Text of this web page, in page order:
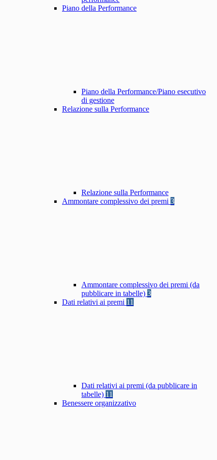
Piano della Performance
Piano della Performance/Piano esecutivo
di gestione
Relazione sulla Performance
Relazione sulla Performance
Ammontare complessivo dei premi 3
Ammontare complessivo dei premi (da
pubblicare in tabelle) 3
Dati relativi ai premi 11
Dati relativi ai premi (da pubblicare in
tabelle) 11
Benessere organizzativo